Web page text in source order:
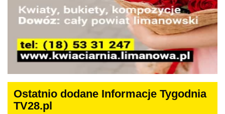
Ostatnio dodane Informacje Tygodnia
TV28.pl